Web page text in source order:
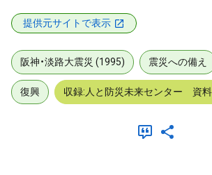
提供元サイトで表示
阪神・淡路大震災 (1995) 震災への備え
復興 収録:人と防災未来センター 資